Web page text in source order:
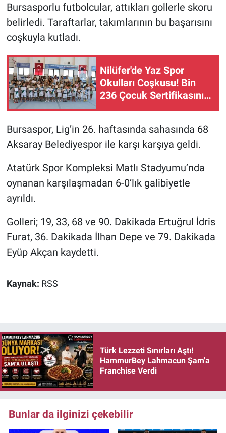
Bursasporlu futbolcular, attıkları gollerle skoru
belirledi. Taraftarlar, takımlarının bu başarısını
coşkuyla kutladı.
Nilüfer'de Yaz Spor
Okulları Coşkusu! Bin
236 Çocuk Sertifikasını
Bursaspor, Lig’in 26. haftasında sahasında 68
Aksaray Belediyespor ile karşı karşıya geldi.
Atatürk Spor Kompleksi Matlı Stadyumu’nda
oynanan karşılaşmadan 6-0’lık galibiyetle
ayrıldı.
Golleri; 19, 33, 68 ve 90. Dakikada Ertuğrul İdris
Furat, 36. Dakikada İlhan Depe ve 79. Dakikada
Eyüp Akçan kaydetti.
Kaynak: RSS
Türk Lezzeti Sınırları Aştı!
HammurBey Lahmacun Şam'a
Franchise Verdi
Bunlar da ilginizi çekebilir